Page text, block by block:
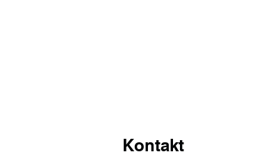
Kontakt